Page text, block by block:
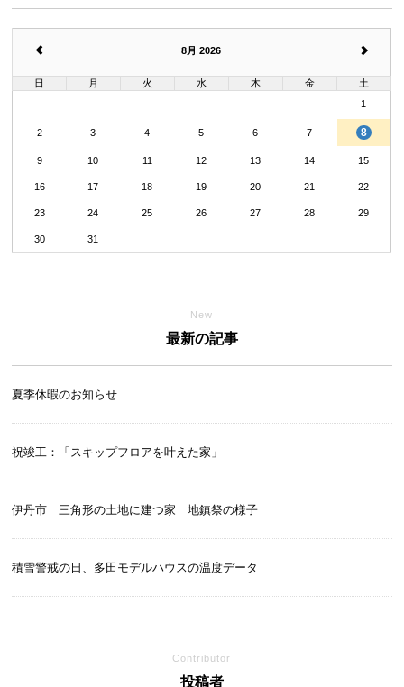
8月 2026
日 月 火 水 木 金
土
1
2 3 4 5 6 7 8
9 10 11 12 13 14 15
16 17 18 19 20 21 22
23 24 25 26 27 28 29
30 31
New
最新の記事
夏季休暇のお知らせ
祝竣工：「スキップフロアを叶えた家」
伊丹市 三角形の土地に建つ家 地鎮祭の様子
積雪警戒の日、多田モデルハウスの温度データ
Contributor
投稿者